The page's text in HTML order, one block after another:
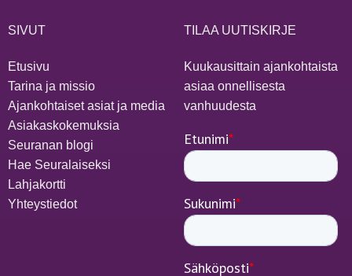
SIVUT
Etusivu
Tarina ja missio
Ajankohtaiset asiat ja media
Asiakaskokemuksia
Seuranan blogi
Hae Seuralaiseksi
Lahjakortti
Yhteystiedot
TILAA UUTISKIRJE
Kuukausittain ajankohtaista
asiaa onnellisesta
vanhuudesta